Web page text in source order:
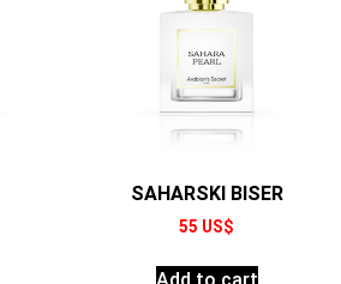
SAHARSKI BISER
55 US$
Add to cart